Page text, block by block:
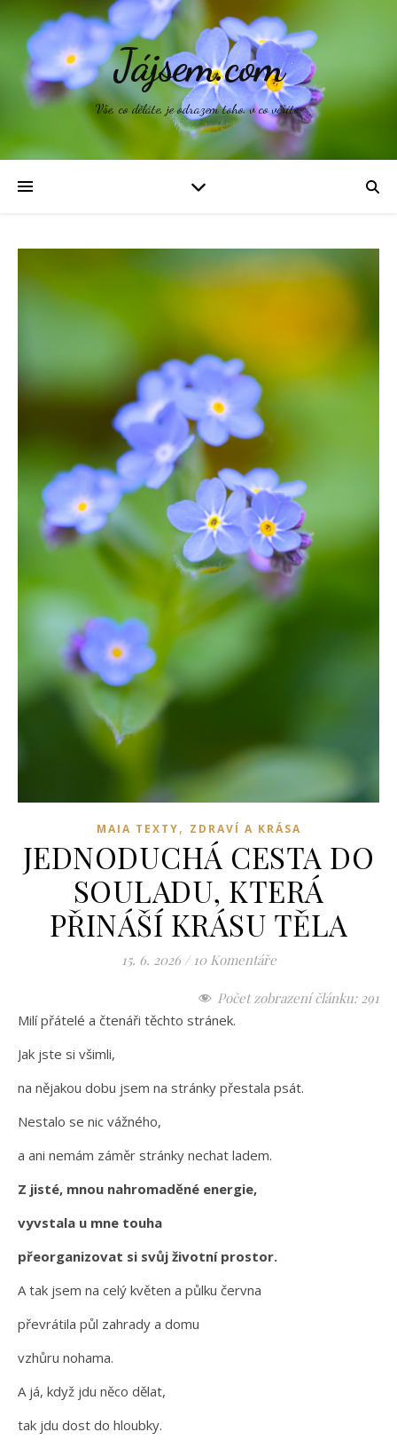
Jájsem.com
Vše, co děláte, je odrazem toho, v co věříte.
MAIA TEXTY, ZDRAVÍ A KRÁSA
JEDNODUCHÁ CESTA DO
SOULADU, KTERÁ
PŘINÁŠÍ KRÁSU TĚLA
15. 6. 2026 / 10 Komentáře
Počet zobrazení článku: 291
Milí přátelé a čtenáři těchto stránek.
Jak jste si všimli,
na nějakou dobu jsem na stránky přestala psát.
Nestalo se nic vážného,
a ani nemám záměr stránky nechat ladem.
Z jisté, mnou nahromaděné energie,
vyvstala u mne touha
přeorganizovat si svůj životní prostor.
A tak jsem na celý květen a půlku června
převrátila půl zahrady a domu
vzhůru nohama.
A já, když jdu něco dělat,
tak jdu dost do hloubky.